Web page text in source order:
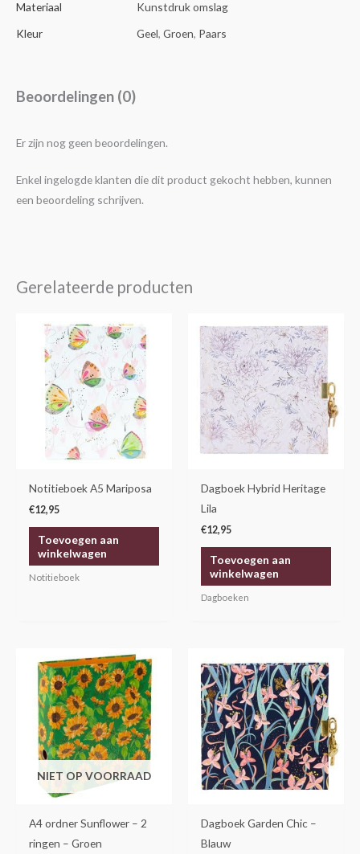
Materiaal
Kunstdruk omslag
Kleur
Geel, Groen, Paars
Beoordelingen (0)
Er zijn nog geen beoordelingen.
Enkel ingelogde klanten die dit product gekocht hebben, kunnen
een beoordeling schrijven.
Gerelateerde producten
Notitieboek A5 Mariposa
€12,95
Toevoegen aan
winkelwagen
Notitieboek
Dagboek Hybrid Heritage
Lila
€12,95
Toevoegen aan
winkelwagen
Dagboeken
NIET OP VOORRAAD
A4 ordner Sunflower – 2
ringen – Groen
Dagboek Garden Chic –
Blauw